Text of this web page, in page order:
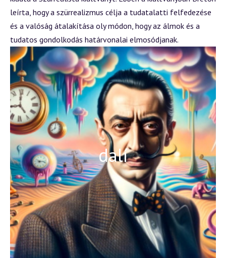
leírta, hogy a szürrealizmus célja a tudatalatti felfedezése
és a valóság átalakítása oly módon, hogy az álmok és a
tudatos gondolkodás határvonalai elmosódjanak.
dalí